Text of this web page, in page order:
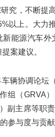
究，不断提
以上。大力
能源汽车外
案建议。
辆协调论坛
组（GRVA
副主席等职
参与度与贡献